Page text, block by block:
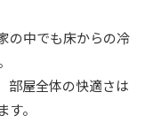
の中でも床からの冷
部屋全体の快適さは
。